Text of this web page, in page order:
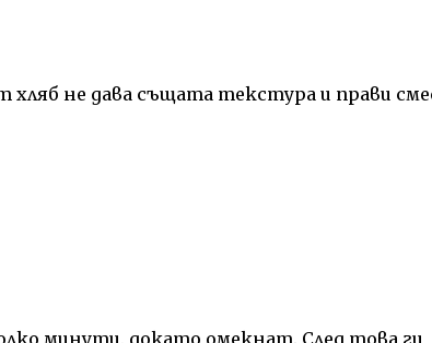
хляб не дава същата текстура и прави
минути, докато омекнат. След това ги